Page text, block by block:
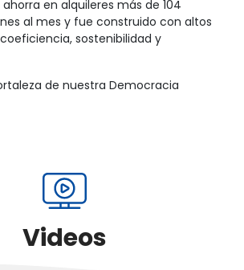
en alquileres más de 104
al mes y fue construido con altos
sostenibilidad y
de nuestra Democracia
Videos